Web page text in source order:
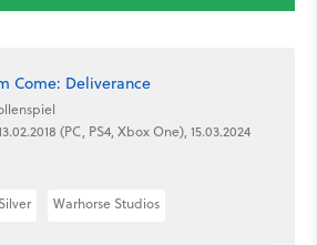
Come: Deliverance
(PC, PS4, Xbox One), 15.03.2024
Warhorse Studios